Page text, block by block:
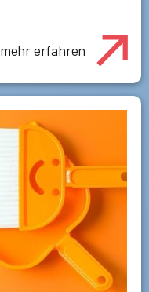
mehr erfahren